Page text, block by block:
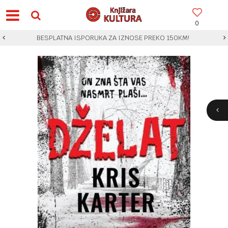
0
BESPLATNA ISPORUKA ZA IZNOSE PREKO 150KM!